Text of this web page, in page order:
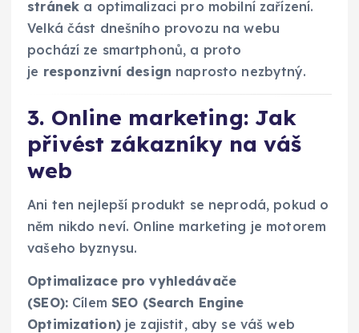
stránek a optimalizaci pro mobilní zařízení.
Velká část dnešního provozu na webu
pochází ze smartphonů, a proto
je responzivní design naprosto nezbytný.
3. Online marketing: Jak
přivést zákazníky na váš
web
Ani ten nejlepší produkt se neprodá, pokud o
něm nikdo neví. Online marketing je motorem
vašeho byznysu.
Optimalizace pro vyhledávače
(SEO):Cílem SEO (Search Engine
Optimization)je zajistit, aby se váš web